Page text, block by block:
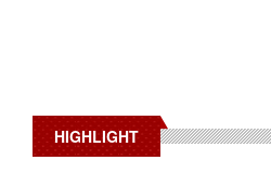
HIGHLIGHT